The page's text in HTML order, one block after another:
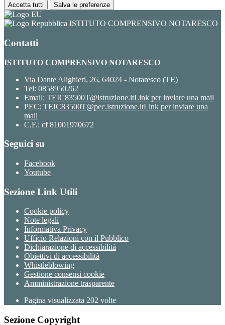
Accetta tutti Salva le preferenze
ISTITUTO COMPRENSIVO NOTARESCO
Contatti
ISTITUTO COMPRENSIVO NOTARESCO
Via Dante Alighieri, 26, 64024 - Notaresco (TE)
Tel: 0858950262
Email: TEIC83500T@istruzione.itLink per inviare una mail
PEC: TEIC83500T@pec.istruzione.itLink per inviare una
mail
C.F.: cf 81001970672
Seguici su
Facebook
Youtube
Sezione Link Utili
Cookie policy
Note legali
Informativa Privacy
Ufficio Relazioni con il Pubblico
Dichiarazione di accessibilità
Obiettivi di accessibilità
Whistleblowing
Gestione consensi cookie
Amministrazione trasparente
Pagina visualizzata 202 volte
Sezione Copyright